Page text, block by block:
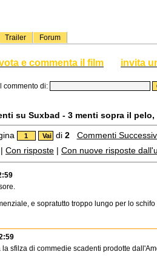
Trailer Forum
e commenta il film invita
commento di:
su Suxbad - 3 menti sopra il
di 2
Commenti
| Con risposte | Con nuove risposte
e sopratutto troppo lungo per lo schifo
sfilza di commedie scadenti prodotte